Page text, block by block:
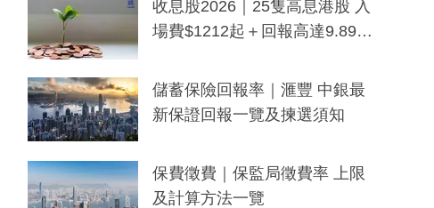
收息股2026｜25隻高息港股 入
場費$1212起＋回報高達9.89
儲蓄保險回報率｜滙豐 中銀最
新保證回報一覽及揀選須知
保費徵費｜保監局徵費率 上限
及計算方法一覽